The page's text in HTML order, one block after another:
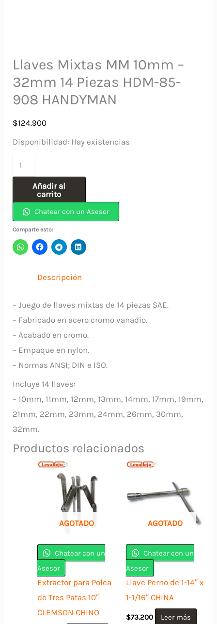
Llaves Mixtas MM 10mm –
32mm 14 Piezas HDM-85-
908 HANDYMAN
$124.900
Disponibilidad: Hay existencias
Mixtas
10mm
-
32mm
14
908
HANDYMAN
cantidad
Añadir al
carrito
Chatear con un Asesor
Comparte esto:
Descripción
– Juego de llaves mixtas de 14 piezas SAE.
– Fabricado en acero cromo vanadio.
– Acabado en cromo.
– Empaque en nylon.
– Normas ANSI; DIN e ISO.
Incluye 14 llaves:
– 10mm, 11mm, 12mm, 13mm, 14mm, 17mm, 19mm,
21mm, 22mm, 23mm, 24mm, 26mm, 30mm,
32mm.
Productos relacionados
AGOTADO
Chatear con un
Asesor
Extractor para Polea
de Tres Patas 10″
CLEMSON CHINO
AGOTADO
Chatear con un
Asesor
Llave Perno de 1-14″ x
1-1/16″ CHINA
$73.200 Leer más